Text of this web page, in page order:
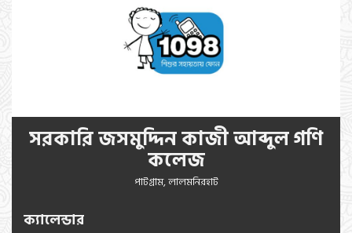
সরকারি জসমুদ্দিন কাজী আব্দুল গণি
কলেজ
পাটগ্রাম, লালমনিরহাট
ক্যালেন্ডার